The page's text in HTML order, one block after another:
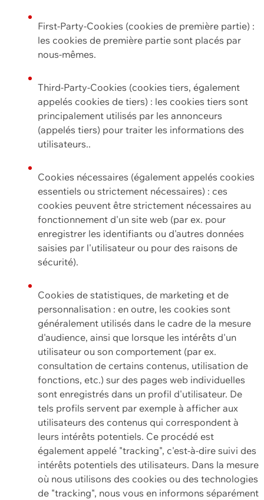
First-Party-Cookies (cookies de première partie) :
les cookies de première partie sont placés par
nous-mêmes.
Third-Party-Cookies (cookies tiers, également
appelés cookies de tiers) : les cookies tiers sont
principalement utilisés par les annonceurs
(appelés tiers) pour traiter les informations des
utilisateurs..
Cookies nécessaires (également appelés cookies
essentiels ou strictement nécessaires) : ces
cookies peuvent être strictement nécessaires au
fonctionnement d'un site web (par ex. pour
enregistrer les identifiants ou d'autres données
saisies par l'utilisateur ou pour des raisons de
sécurité).
Cookies de statistiques, de marketing et de
personnalisation : en outre, les cookies sont
généralement utilisés dans le cadre de la mesure
d'audience, ainsi que lorsque les intérêts d'un
utilisateur ou son comportement (par ex.
consultation de certains contenus, utilisation de
fonctions, etc.) sur des pages web individuelles
sont enregistrés dans un profil d'utilisateur. De
tels profils servent par exemple à afficher aux
utilisateurs des contenus qui correspondent à
leurs intérêts potentiels. Ce procédé est
également appelé "tracking", c'est-à-dire suivi des
intérêts potentiels des utilisateurs. Dans la mesure
où nous utilisons des cookies ou des technologies
de "tracking", nous vous en informons séparément